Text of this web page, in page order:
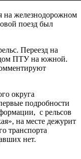
на железнодорожном
поезд был
Переезд на
ПТУ на южной.
округа
подробности
с рельсов
на месте дежурит
транспорта
нет.